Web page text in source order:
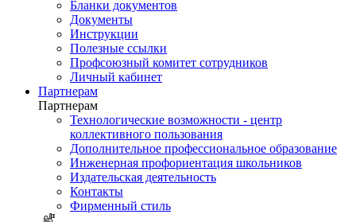
Бланки документов
Документы
Инструкции
Полезные ссылки
Профсоюзный комитет сотрудников
Личный кабинет
Партнерам
Партнерам
Технологические возможности - центр
коллективного пользования
Дополнительное профессиональное образование
Инженерная профориентация школьников
Издательская деятельность
Контакты
Фирменный стиль